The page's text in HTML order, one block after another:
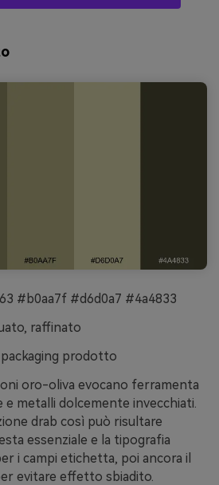
#b0aa7f #d6d0a7 #4a4833
raffinato
prodotto
oro-oliva evocano ferramenta
e metalli dolcemente invecchiati.
drab così può risultare
essenziale e la tipografia
i campi etichetta, poi ancora il
evitare effetto sbiadito.